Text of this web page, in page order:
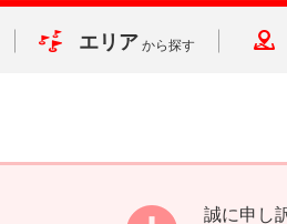
エリア から探す
誠に申し